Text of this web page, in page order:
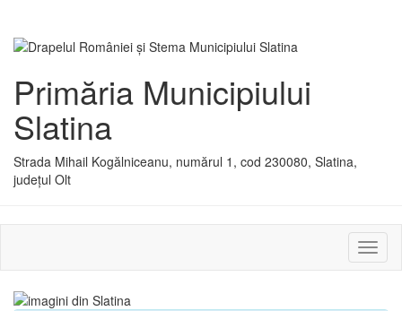
Primăria Municipiului
Slatina
Strada Mihail Kogălniceanu, numărul 1, cod 230080, Slatina,
județul Olt
sau